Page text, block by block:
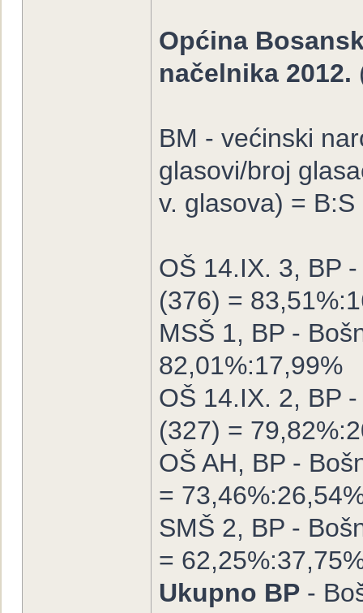
Općina
načelnika 2012.
BM - većinski
glasovi/broj
v. glasova) = B:S
OŠ 14.IX. 3, BP
(376) =
MSŠ 1, BP -
82,01%:17,99%
OŠ 14.IX. 2, BP
(327) =
OŠ AH, BP -
=
SMŠ 2, BP -
=
Ukupno BP -